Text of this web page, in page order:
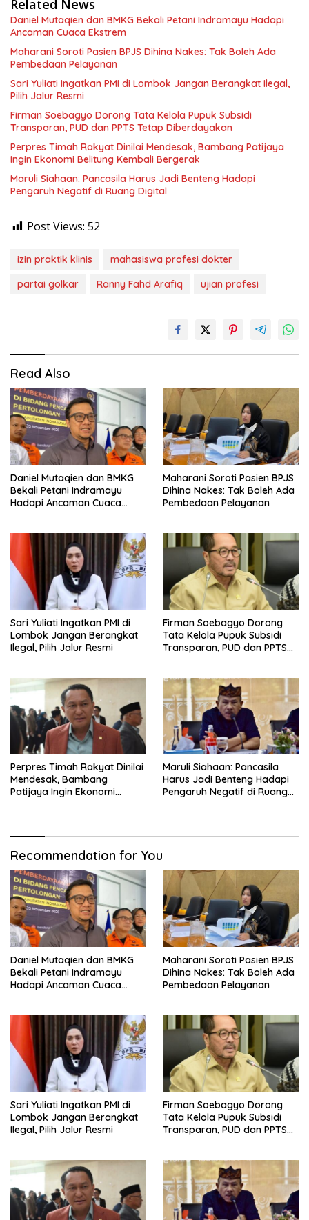
Related News
Daniel Mutaqien dan BMKG Bekali Petani Indramayu Hadapi
Ancaman Cuaca Ekstrem
Maharani Soroti Pasien BPJS Dihina Nakes: Tak Boleh Ada
Pembedaan Pelayanan
Sari Yuliati Ingatkan PMI di Lombok Jangan Berangkat Ilegal,
Pilih Jalur Resmi
Firman Soebagyo Dorong Tata Kelola Pupuk Subsidi
Transparan, PUD dan PPTS Tetap Diberdayakan
Perpres Timah Rakyat Dinilai Mendesak, Bambang Patijaya
Ingin Ekonomi Belitung Kembali Bergerak
Maruli Siahaan: Pancasila Harus Jadi Benteng Hadapi
Pengaruh Negatif di Ruang Digital
Post Views: 52
izin praktik klinis
mahasiswa profesi dokter
partai golkar
Ranny Fahd Arafiq ujian profesi
Read Also
Daniel Mutaqien dan BMKG
Bekali Petani Indramayu
Hadapi Ancaman Cuaca
Maharani Soroti Pasien BPJS
Dihina Nakes: Tak Boleh Ada
Pembedaan Pelayanan
Sari Yuliati Ingatkan PMI di
Lombok Jangan Berangkat
Ilegal, Pilih Jalur Resmi
Firman Soebagyo Dorong
Tata Kelola Pupuk Subsidi
Transparan, PUD dan PPTS
Perpres Timah Rakyat Dinilai
Mendesak, Bambang
Patijaya Ingin Ekonomi
Maruli Siahaan: Pancasila
Harus Jadi Benteng Hadapi
Pengaruh Negatif di Ruang
Recommendation for You
Daniel Mutaqien dan BMKG
Bekali Petani Indramayu
Hadapi Ancaman Cuaca
Maharani Soroti Pasien BPJS
Dihina Nakes: Tak Boleh Ada
Pembedaan Pelayanan
Sari Yuliati Ingatkan PMI di
Lombok Jangan Berangkat
Ilegal, Pilih Jalur Resmi
Firman Soebagyo Dorong
Tata Kelola Pupuk Subsidi
Transparan, PUD dan PPTS